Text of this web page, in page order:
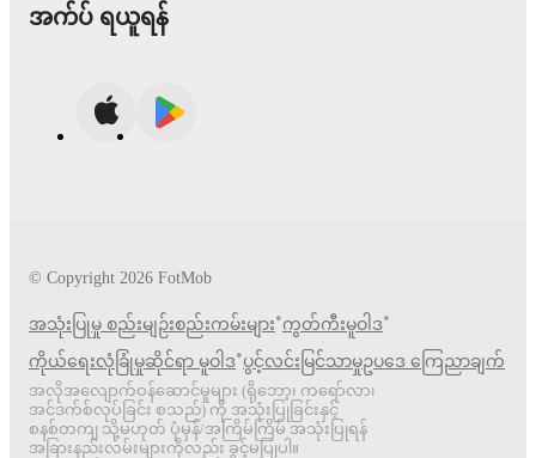
အက်ပ် ရယူရန်
© Copyright 2026 FotMob
အသုံးပြုမှု စည်းမျဉ်းစည်းကမ်းများ•ကွတ်ကီးမူဝါဒ•
ကိုယ်ရေးလုံခြုံမှုဆိုင်ရာ မူဝါဒ•ပွင့်လင်းမြင်သာမှုဥပဒေ ကြေညာချက်
အလိုအလျောက်ဝန်ဆောင်မှုများ (ရိုဘော့၊ ကရော်လာ၊
အင်ဒက်စ်လုပ်ခြင်း စသည်) ကို အသုံးပြုခြင်းနှင့်
စနစ်တကျ သို့မဟုတ် ပုံမှန်/အကြိမ်ကြိမ် အသုံးပြုရန်
အခြားနည်းလမ်းများကိုလည်း ခွင့်မပြုပါ။